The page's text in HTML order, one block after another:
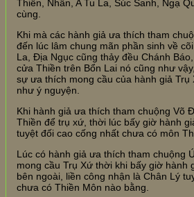
Thiên, Nhân, A Tu La, Súc Sanh, Ngạ
cùng.
Khi mà các hành giả ưa thích tham
đến lúc lâm chung mãn phần sinh về
La, Địa Ngục cũng thảy đều Chánh
cửa Thiền trên Bổn Lai nó cũng như
sự ưa thích mong cầu của hành giả
như ý nguyện.
Khi hành giả ưa thích tham chuộng Võ
Thiền để trụ xứ, thời lúc bấy giờ hành
tuyệt đối cao cống nhất chưa có môn
Lúc có hành giả ưa thích tham chuộng
mong cầu Trụ Xứ thời khi bấy giờ hành
bên ngoài, liền công nhận là Chân Lý
chưa có Thiền Môn nào bằng.